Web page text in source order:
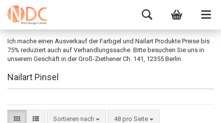
Ich mache einen Ausverkauf der Farbgel und Nailart Produkte Preise bis
75% reduziert auch auf Verhandlungssache. Bitte besuchen Sie uns in
unserem Geschäft in der Groß-Ziethener Ch. 141, 12355 Berlin
Nailart Pinsel
Sortieren nach 48 pro Seite